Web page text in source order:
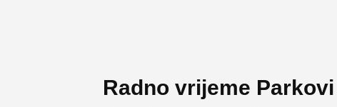
Radno vrijeme